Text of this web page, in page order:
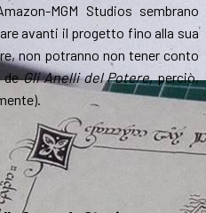
MGM Studios sembrano
avanti il progetto fino alla sua
non potranno non tener conto
deGli Anelli del Potere, perciò,